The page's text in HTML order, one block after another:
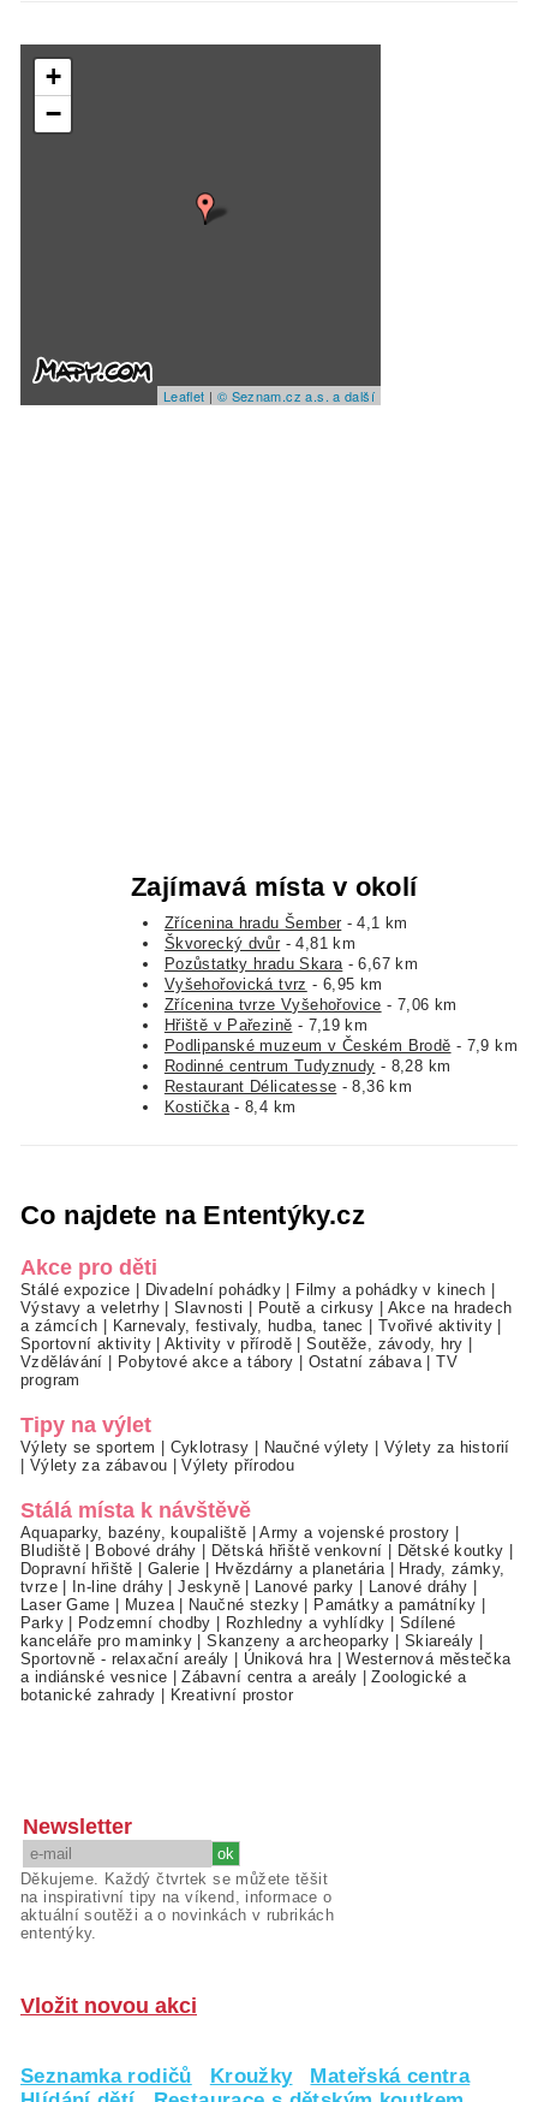
+
−
Leaflet | © Seznam.cz a.s. a další
Zajímavá místa v okolí
Zřícenina hradu Šember - 4,1 km
Škvorecký dvůr - 4,81 km
Pozůstatky hradu Skara - 6,67 km
Vyšehořovická tvrz - 6,95 km
Zřícenina tvrze Vyšehořovice - 7,06 km
Hřiště v Pařezině - 7,19 km
Podlipanské muzeum v Českém Brodě - 7,9 km
Rodinné centrum Tudyznudy - 8,28 km
Restaurant Délicatesse - 8,36 km
Kostička- 8,4 km
Co najdete na Ententýky.cz
Akce pro děti
Stálé expozice Divadelní pohádky Filmy a pohádky v kinech
Výstavy a veletrhy|Slavnosti Poutě a cirkusy
Akce na hradech
a zámcích
Karnevaly, festivaly, hudba, tanec Tvořivé aktivity
Sportovní aktivity|Aktivity v přírodě |Soutěže, závody, hry
Vzdělávání
Pobytové akce a tábory Ostatní zábava|TV
program
Tipy na výlet
Výlety se sportem Cyklotrasy Naučné výlety
Výlety za historií
Výlety za zábavou |Výlety přírodou
Stálá místa k návštěvě
Aquaparky, bazény, koupaliště |Army a vojenské prostory
Bludiště
Bobové dráhy Dětská hřiště venkovní Dětské koutky
Dopravní hřiště
Galerie Hvězdárny a planetária|
Hrady, zámky,
tvrze| In-line dráhy |Jeskyně| Lanové parky Lanové dráhy
Laser Game
Muzea| Naučné stezky Památky a památníky
Parky| Podzemní chodby Rozhledny a vyhlídky
Sdílené
kanceláře pro maminky |Skanzeny a archeoparky Skiareály
Sportovně - relaxační areály
Úniková hra|Westernová městečka
a indiánské vesnice |Zábavní centra a areály |Zoologické a
botanické zahrady
Kreativní prostor
Newsletter
Děkujeme. Každý čtvrtek se můžete těšit
na inspirativní tipy na víkend, informace o
aktuální soutěži a o novinkách v rubrikách
ententýky.
Vložit novou akci
Seznamka rodičů Kroužky
Mateřská centra